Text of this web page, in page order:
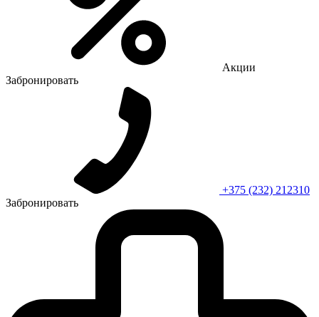
Акции
Забронировать
+375 (232) 212310
Забронировать